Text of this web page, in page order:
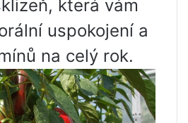
která vám
uspokojení a
na celý rok.